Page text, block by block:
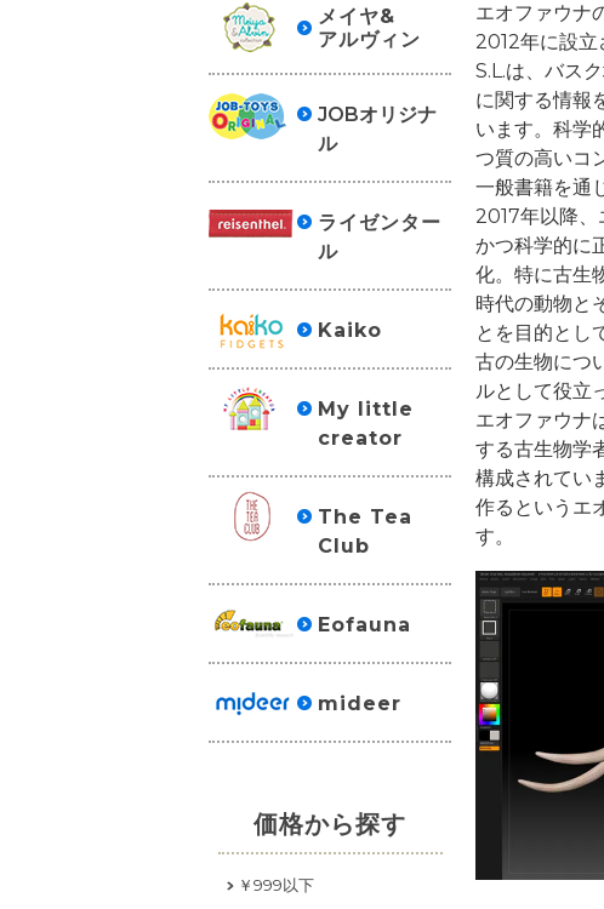
メイヤ&
アルヴィン
JOBオリジナ
ル
ライゼンター
ル
Kaiko
My little
creator
The Tea
Club
Eofauna
mideer
価格から探す
￥999以下
エオファウナ
2012年に設
S.L.は、バス
に関する情報
います。科学
つ質の高いコ
一般書籍を通
2017年以降、
かつ科学的に
化。特に古生
時代の動物と
とを目的とし
古の生物につ
ルとして役立
エオファウナ
する古生物学
構成されてい
作るというエ
す。